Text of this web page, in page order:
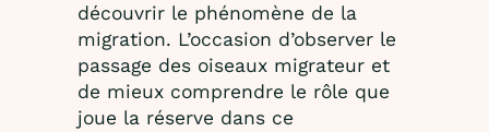
découvrir le phénomène de la
migration. L’occasion d’observer le
passage des oiseaux migrateur et
de mieux comprendre le rôle que
joue la réserve dans ce